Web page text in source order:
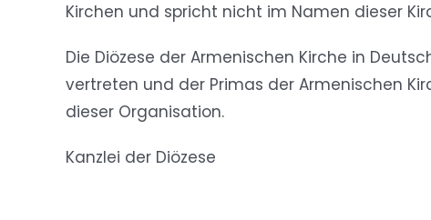
Kirchen und spricht nicht im Namen dieser
Die Diözese der Armenischen Kirche in
vertreten und der Primas der Armenischen
dieser Organisation.
Kanzlei der Diözese